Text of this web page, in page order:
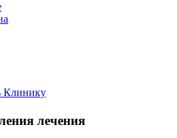
Клинику
лечения